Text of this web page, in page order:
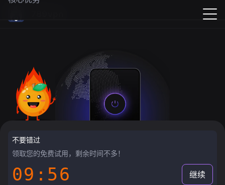
不要错过
领取您的免费试用，剩余时间不多！
09:55 继续